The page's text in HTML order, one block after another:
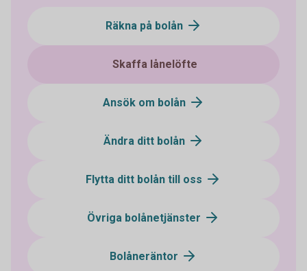
Räkna på bolån
Skaffa lånelöfte
Ansök om bolån
Ändra ditt bolån
Flytta ditt bolån till oss
Övriga bolånetjänster
Bolåneräntor